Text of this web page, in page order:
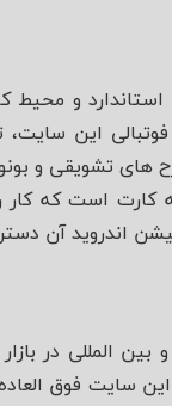
و محیط
تشویقی و
است که کار
اندروید آن
و بین‌ المللی در
این سایت فوق‌